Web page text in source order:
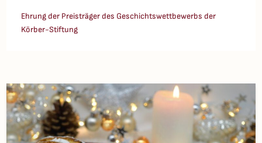
Ehrung der Preisträger des Geschichtswettbewerbs der
Körber-Stiftung